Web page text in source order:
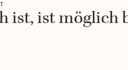
ist, ist möglich